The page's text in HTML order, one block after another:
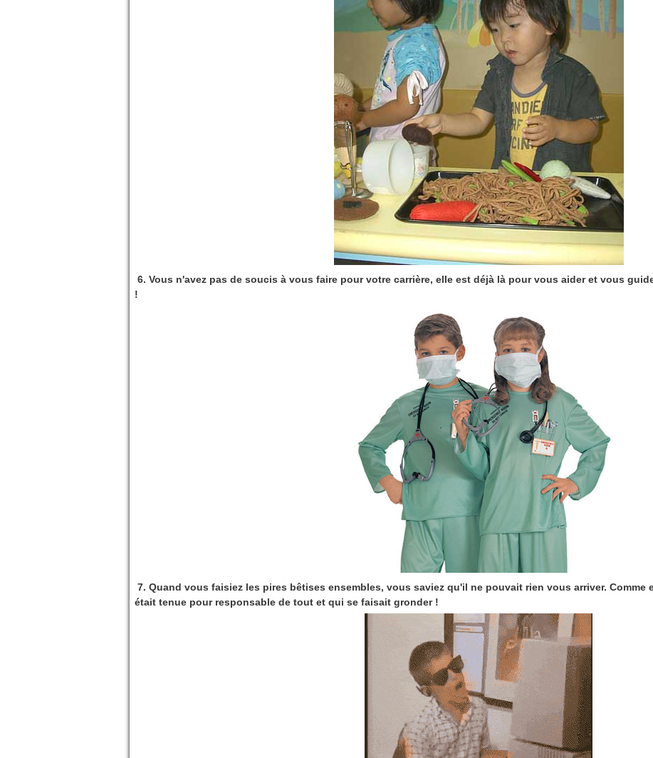
6. Vous n'avez pas de soucis à vous faire pour votre carrière, elle est déjà là pour vous aider et vous
!
7. Quand vous faisiez les pires bêtises ensembles, vous saviez qu'il ne pouvait rien vous arriver. Comme
était tenue pour responsable de tout et qui se faisait gronder !